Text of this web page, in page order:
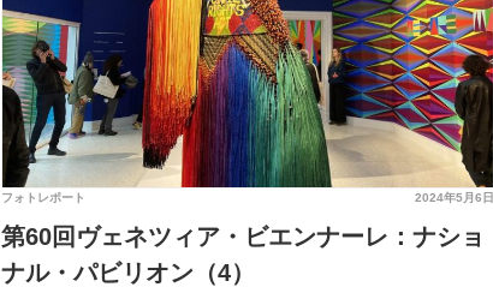
2024年5月6日
フォトレポート
第60回ヴェネツィア・ビエンナーレ：ナショ
ナル・パビリオン（4）